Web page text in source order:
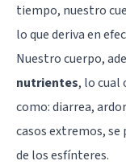
tiempo, nuestro
lo que deriva en
Nuestro cuerpo,
nutrientes, lo
como: diarrea,
casos extremos,
de los esfínteres.